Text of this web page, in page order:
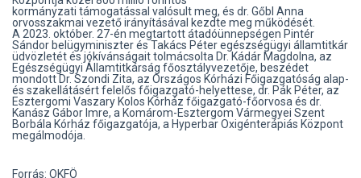
kormányzati támogatással valósult meg, és dr. Gőbl Anna
orvosszakmai vezető irányításával kezdte meg működését.
A 2023. október. 27-én megtartott átadóünnepségen Pintér
Sándor belügyminiszter és Takács Péter egészségügyi államtitkár
üdvözletét és jókívánságait tolmácsolta Dr. Kádár Magdolna, az
Egészségügyi Államtitkárság főosztályvezetője, beszédet
mondott Dr. Szondi Zita, az Országos Kórházi Főigazgatóság alap-
és szakellátásért felelős főigazgató-helyettese, dr. Pák Péter, az
Esztergomi Vaszary Kolos Kórház főigazgató-főorvosa és dr.
Kanász Gábor Imre, a Komárom-Esztergom Vármegyei Szent
Borbála Kórház főigazgatója, a Hyperbar Oxigénterápiás Központ
megálmodója.
Forrás: OKFÖ